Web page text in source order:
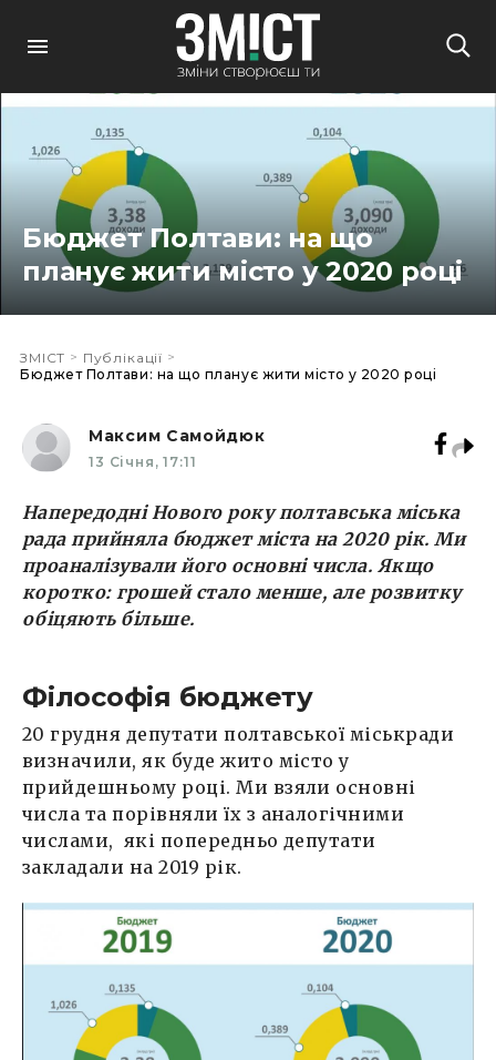
Бюджет Полтави: на що
планує жити місто у 2020 році
ЗМІСТ > Публікації >
Бюджет Полтави: на що планує жити місто у 2020 році
Максим Самойдюк
13 Січня, 17:11
Напередодні Нового року полтавська міська
рада прийняла бюджет міста на 2020 рік. Ми
проаналізували його основні числа. Якщо
коротко: грошей стало менше, але розвитку
обіцяють більше.
Філософія бюджету
20 грудня депутати полтавської міськради
визначили, як буде жито місто у
прийдешньому році. Ми взяли основні
числа та порівняли їх з аналогічними
числами, які попередньо депутати
закладали на 2019 рік.